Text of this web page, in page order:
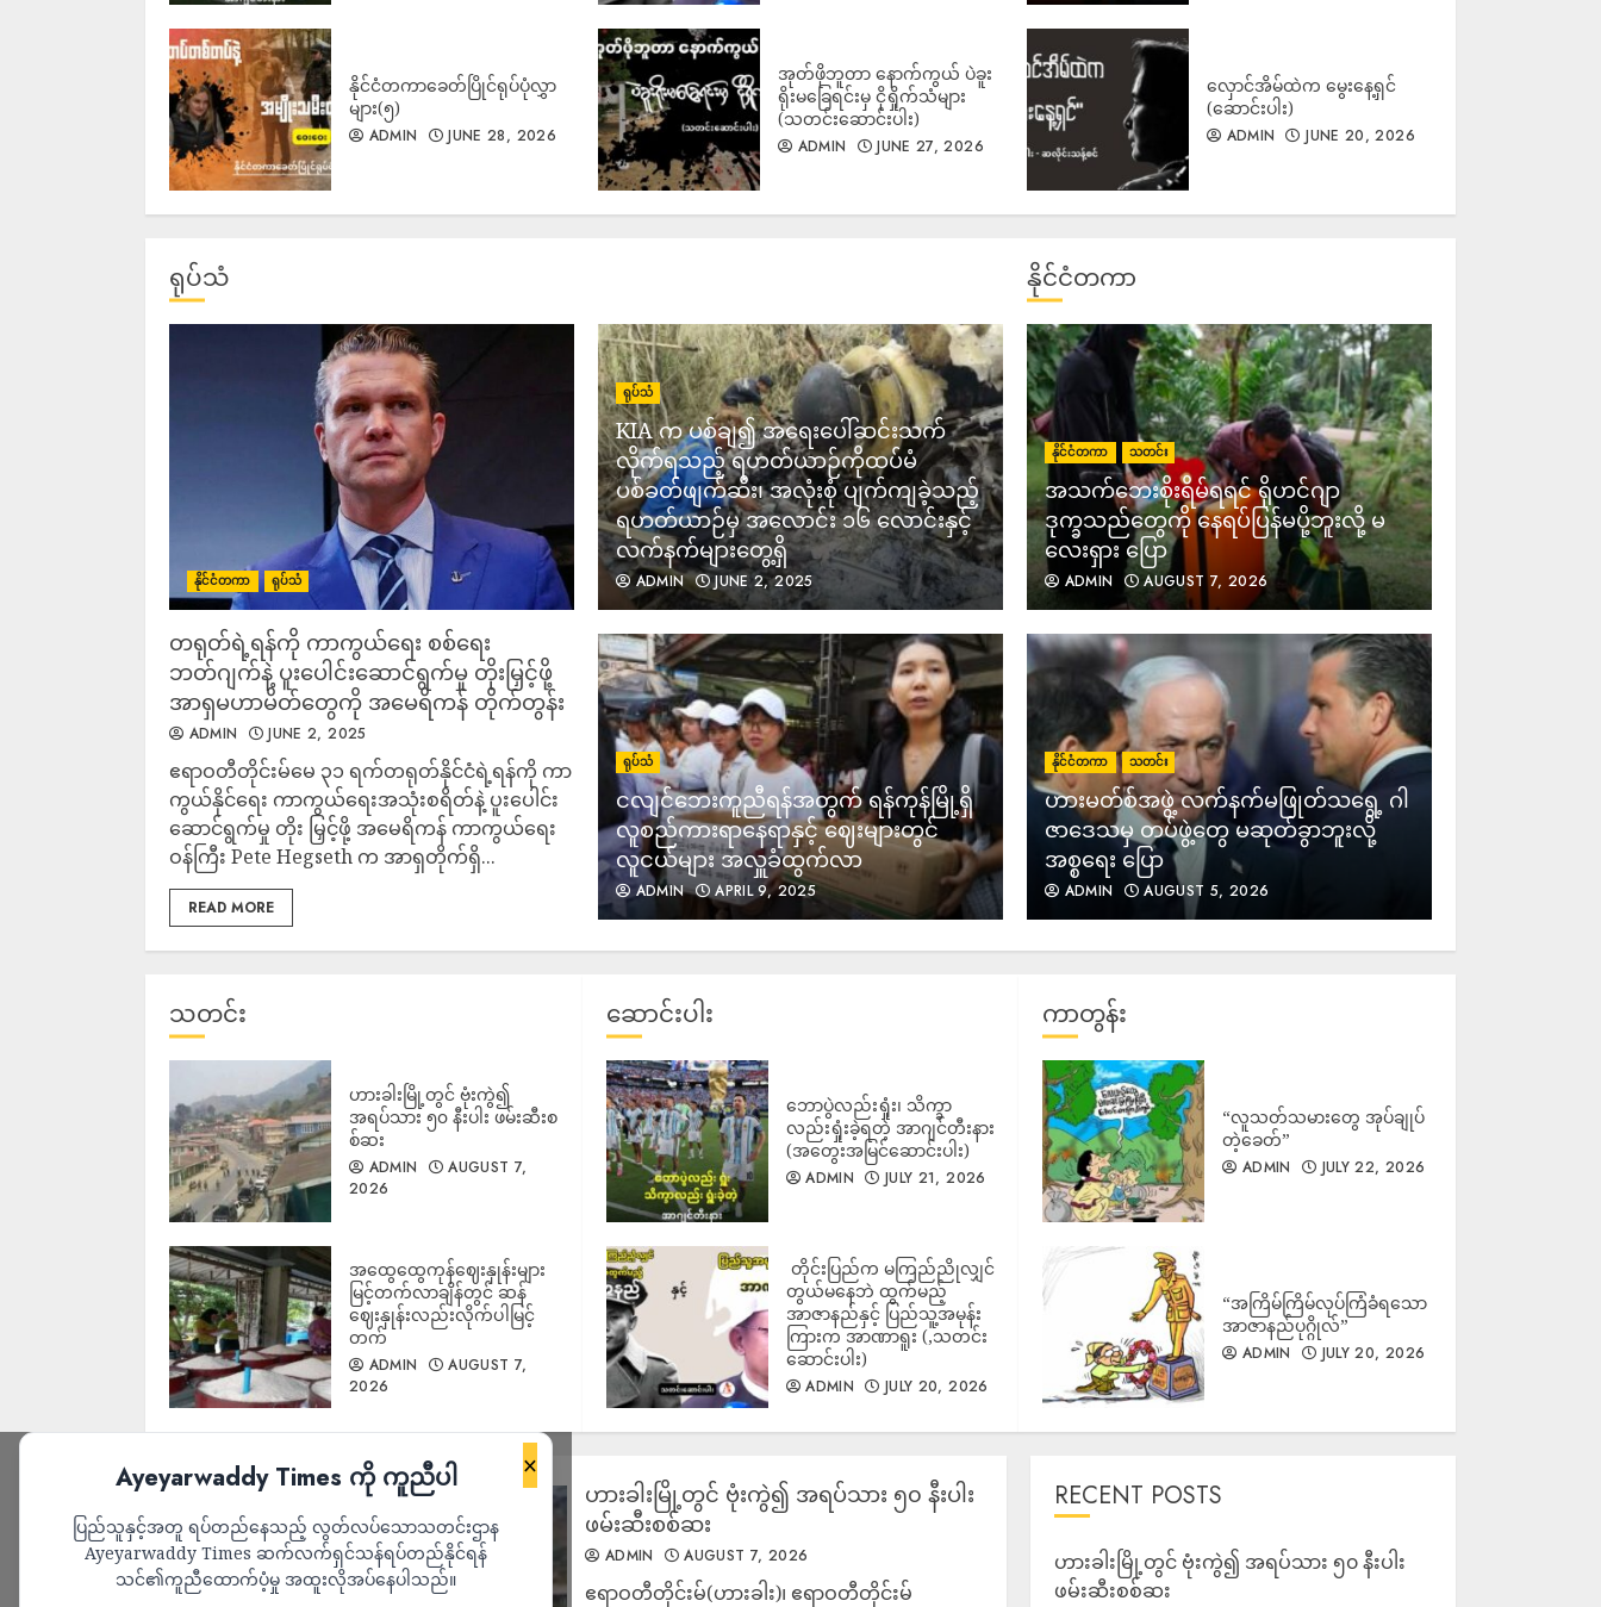
1
အထွေထွေကုန်ဈေးနှုန်းများ မြင့်
ADMIN AUGUST 7, 2026
3
ထိုင်းဝန်ကြီးချုပ် အနုတင်တို့
အလုပ်သမားရေးရာနှင့် မြစ်ရေ
ညစ်ညမ်းမှုဆိုင်ရာ MOU များ
လက်မှတ်ရေးထိုး
ADMIN AUGUST 7, 2026
နိုင်ငံတကာခေတ်ပြိုင်ရုပ်ပုံလွှာ
များ(၅)
ADMIN JUNE 28, 2026
အုတ်ဖိုဘူတာ နောက်ကွယ် ပဲခူး
ရိုးမခြေရင်းမှ ငိုရှိုက်သံများ
(သတင်းဆောင်းပါး)
ADMIN JUNE 27, 2026
လှောင်အိမ်ထဲက မွေးနေ့ရှင်
(ဆောင်းပါး)
ADMIN JUNE 20, 2026
ရုပ်သံ
နိုင်ငံတကာ ရုပ်သံ
တရုတ်ရဲ့ရန်ကို ကာကွယ်ရေး စစ်ရေး
ဘတ်ဂျက်နဲ့ ပူးပေါင်းဆောင်ရွက်မှု တိုးမြှင့်ဖို့
အာရှမဟာမိတ်တွေကို အမေရိကန် တိုက်တွန်း
ADMIN JUNE 2, 2025
ဧရာဝတီတိုင်းမ်မေ ၃၁ ရက်တရုတ်နိုင်ငံရဲ့ရန်ကို ကာ
ကွယ်နိုင်ရေး ကာကွယ်ရေးအသုံးစရိတ်နဲ့ ပူးပေါင်း
ဆောင်ရွက်မှု တိုး မြှင့်ဖို့ အမေရိကန် ကာကွယ်ရေး
ဝန်ကြီး Pete Hegseth က အာရှတိုက်ရှိ...
READ MORE
ရုပ်သံ
KIA က ပစ်ချ၍ အရေးပေါ်ဆင်းသက်
လိုက်ရသည့် ရဟတ်ယာဉ်ကိုထပ်မံ
ပစ်ခတ်ဖျက်ဆီး၊ အလုံးစုံ ပျက်ကျခဲ့သည့်
ရဟတ်ယာဉ်မှ အလောင်း ၁၆ လောင်းနှင့်
လက်နက်များတွေ့ရှိ
ADMIN JUNE 2, 2025
ရုပ်သံ
ငလျင်ဘေးကူညီရန်အတွက် ရန်ကုန်မြို့ရှိ
လူစည်ကားရာနေရာနှင့် ဈေးများတွင်
လူငယ်များ အလှူခံထွက်လာ
ADMIN APRIL 9, 2025
နိုင်ငံတကာ
နိုင်ငံတကာ သတင်း
အသက်ဘေးစိုးရိမ်ရရင် ရိုဟင်ဂျာ
ဒုက္ခသည်တွေကို နေရပ်ပြန်မပို့ဘူးလို့ မ
လေးရှား ပြော
ADMIN AUGUST 7, 2026
နိုင်ငံတကာ သတင်း
ဟားမတ်စ်အဖွဲ့ လက်နက်မဖြုတ်သရွေ့ ဂါ
ဇာဒေသမှ တပ်ဖွဲ့တွေ မဆုတ်ခွာဘူးလို့
အစ္စရေး ပြော
ADMIN AUGUST 5, 2026
သတင်း
ဟားခါးမြို့တွင် ဗုံးကွဲ၍
အရပ်သား ၅၀ နီးပါး ဖမ်းဆီးစ
စ်ဆး
ADMIN
AUGUST 7,
2026
အထွေထွေကုန်ဈေးနှုန်းများ
မြင့်တက်လာချိန်တွင် ဆန်
ဈေးနှုန်းလည်းလိုက်ပါမြင့်
တက်
ADMIN
AUGUST 7,
2026
ဆောင်းပါး
ဘောပွဲလည်းရှုံး၊ သိက္ခာ
လည်းရှုံးခဲ့ရတဲ့ အာဂျင်တီးနား
(အတွေးအမြင်ဆောင်းပါး)
ADMIN JULY 21, 2026
‎ တိုင်းပြည်က မကြည်ညိုလျှင်
တွယ်မနေဘဲ ထွက်မည့်
အာဇာနည်နှင့် ပြည်သူ့အမုန်း
ကြားက အာဏာရူး (,သတင်း
ဆောင်းပါး)
ADMIN JULY 20, 2026
ကာတွန်း
“လူသတ်သမားတွေ အုပ်ချုပ်
တဲ့ခေတ်”
ADMIN JULY 22, 2026
“အကြိမ်ကြိမ်လုပ်ကြံခံရသော
အာဇာနည်ပုဂ္ဂိုလ်”
ADMIN JULY 20, 2026
×
Ayeyarwaddy Times ကို ကူညီပါ
ပြည်သူနှင့်အတူ ရပ်တည်နေသည့် လွတ်လပ်သောသတင်းဌာန
Ayeyarwaddy Times ဆက်လက်ရှင်သန်ရပ်တည်နိုင်ရန်
သင်၏ကူညီထောက်ပံ့မှု အထူးလိုအပ်နေပါသည်။
ဟားခါးမြို့တွင် ဗုံးကွဲ၍ အရပ်သား ၅၀ နီးပါး
ဖမ်းဆီးစစ်ဆး
ADMIN AUGUST 7, 2026
ဧရာဝတီတိုင်းမ်(ဟားခါး)၊ ဧရာဝတီတိုင်းမ်
RECENT POSTS
ဟားခါးမြို့တွင် ဗုံးကွဲ၍ အရပ်သား ၅၀ နီးပါး
ဖမ်းဆီးစစ်ဆး